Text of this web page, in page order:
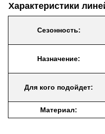
Характеристики
Сезонность:
Назначение:
Для кого подойдет:
Материал: